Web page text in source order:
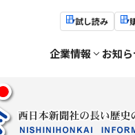
試し読み
企業情報 お知